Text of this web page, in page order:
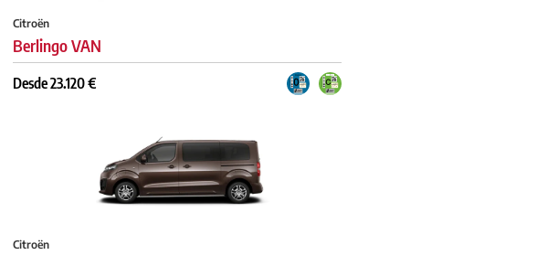
Citroën
Berlingo VAN
Desde 23.120 €
Citroën